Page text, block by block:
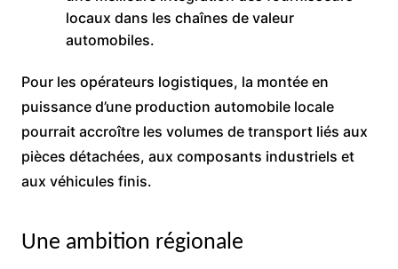
locaux dans les chaînes de valeur
automobiles.
Pour les opérateurs logistiques, la montée en
puissance d’une production automobile locale
pourrait accroître les volumes de transport liés aux
pièces détachées, aux composants industriels et
aux véhicules finis.
Une ambition régionale